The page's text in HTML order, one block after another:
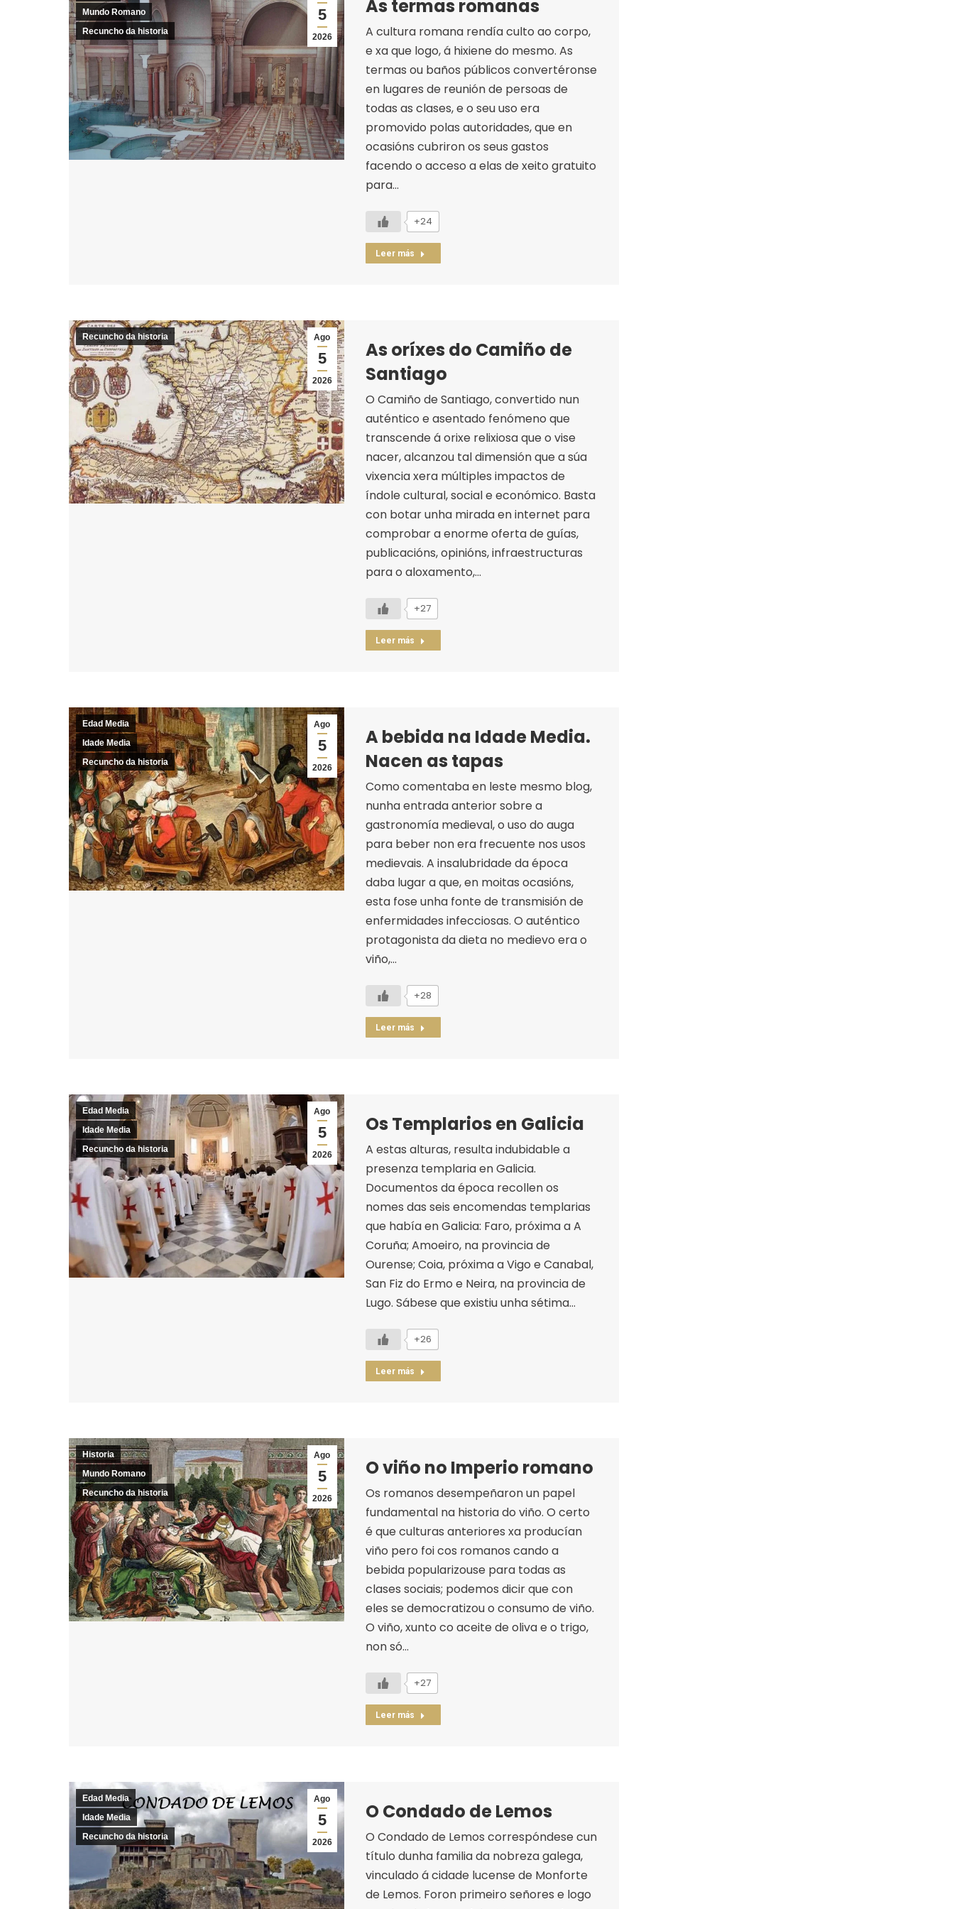
5
2026
Mundo Romano
Recuncho da historia
As termas romanas
A cultura romana rendía culto ao corpo,
e xa que logo, á hixiene do mesmo. As
termas ou baños públicos convertéronse
en lugares de reunión de persoas de
todas as clases, e o seu uso era
promovido polas autoridades, que en
ocasións cubriron os seus gastos
facendo o acceso a elas de xeito gratuito
para…
+24
Leer más
Ago
5
2026
Recuncho da historia
As oríxes do Camiño de
Santiago
O Camiño de Santiago, convertido nun
auténtico e asentado fenómeno que
transcende á orixe relixiosa que o vise
nacer, alcanzou tal dimensión que a súa
vixencia xera múltiples impactos de
índole cultural, social e económico. Basta
con botar unha mirada en internet para
comprobar a enorme oferta de guías,
publicacións, opinións, infraestructuras
para o aloxamento,…
+27
Leer más
Ago
5
2026
Edad Media
Idade Media
Recuncho da historia
A bebida na Idade Media.
Nacen as tapas
Como comentaba en leste mesmo blog,
nunha entrada anterior sobre a
gastronomía medieval, o uso do auga
para beber non era frecuente nos usos
medievais. A insalubridade da época
daba lugar a que, en moitas ocasións,
esta fose unha fonte de transmisión de
enfermidades infecciosas. O auténtico
protagonista da dieta no medievo era o
viño,…
+28
Leer más
Ago
5
2026
Edad Media
Idade Media
Recuncho da historia
Os Templarios en Galicia
A estas alturas, resulta indubidable a
presenza templaria en Galicia.
Documentos da época recollen os
nomes das seis encomendas templarias
que había en Galicia: Faro, próxima a A
Coruña; Amoeiro, na provincia de
Ourense; Coia, próxima a Vigo e Canabal,
San Fiz do Ermo e Neira, na provincia de
Lugo. Sábese que existiu unha sétima…
+26
Leer más
Ago
5
2026
Historia
Mundo Romano
Recuncho da historia
O viño no Imperio romano
Os romanos desempeñaron un papel
fundamental na historia do viño. O certo
é que culturas anteriores xa producían
viño pero foi cos romanos cando a
bebida popularizouse para todas as
clases sociais; podemos dicir que con
eles se democratizou o consumo de viño.
O viño, xunto co aceite de oliva e o trigo,
non só…
+27
Leer más
Ago
5
2026
Edad Media
Idade Media
Recuncho da historia
O Condado de Lemos
O Condado de Lemos correspóndese cun
título dunha familia da nobreza galega,
vinculado á cidade lucense de Monforte
de Lemos. Foron primeiro señores e logo